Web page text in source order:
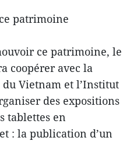
patrimoine
ce patrimoine, le
coopérer avec la
Vietnam et l’Institut
des expositions
tablettes en
: la publication d’un